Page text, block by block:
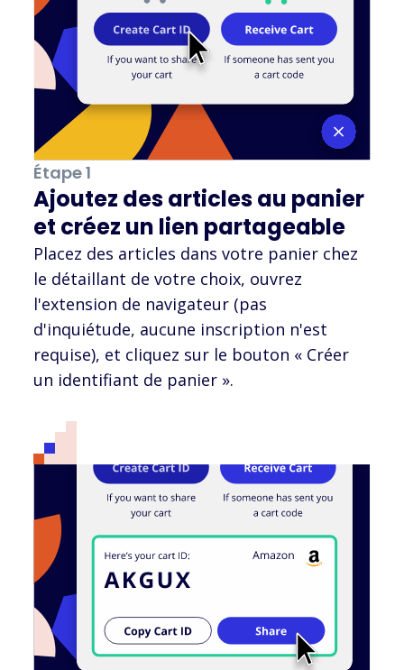
Étape 1
Ajoutez des articles au panier
et créez un lien partageable
Placez des articles dans votre panier chez
le détaillant de votre choix, ouvrez
l'extension de navigateur (pas
d'inquiétude, aucune inscription n'est
requise), et cliquez sur le bouton « Créer
un identifiant de panier ».